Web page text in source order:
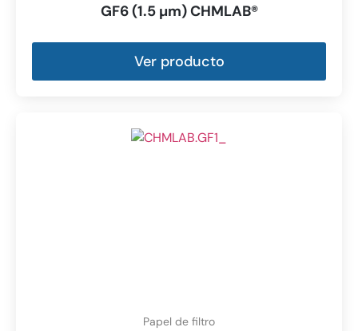
GF6 (1.5 µm) CHMLAB®
Ver producto
Papel de filtro